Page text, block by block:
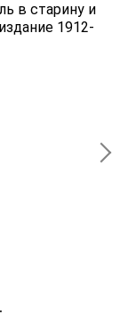
в старину и
1912-